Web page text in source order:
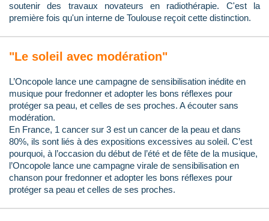
soutenir des travaux novateurs en radiothérapie. C'est la
première fois qu'un interne de Toulouse reçoit cette distinction.
"Le soleil avec modération"
L’Oncopole lance une campagne de sensibilisation inédite en
musique pour fredonner et adopter les bons réflexes pour
protéger sa peau, et celles de ses proches. A écouter sans
modération.
En France, 1 cancer sur 3 est un cancer de la peau et dans
80%, ils sont liés à des expositions excessives au soleil. C’est
pourquoi, à l’occasion du début de l’été et de fête de la musique,
l’Oncopole lance une campagne virale de sensibilisation en
chanson pour fredonner et adopter les bons réflexes pour
protéger sa peau et celles de ses proches.